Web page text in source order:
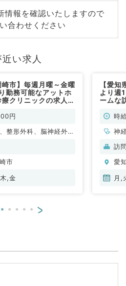
情報を確認いたしますので
合わせください
い求人
崎市】毎週月曜～金曜
勤務可能なアットホ
クリニックの求人で
円
整形外科、脳神経外
外科、心臓血管外科、
内科、内分泌・代謝内
科、外科系全般、一般
市
,金
【愛
より週
ームな
非常勤
時
神
科
科
科
訪
愛
月,
>